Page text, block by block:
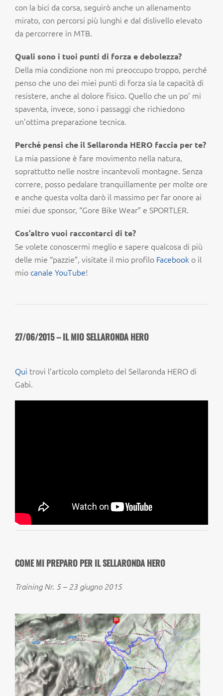
con la bici da corsa, seguirò anche un allenamento
mirato, con percorsi più lunghi e dal dislivello elevato
da percorrere in MTB.
Quali sono i tuoi punti di forza e debolezza?
Della mia condizione non mi preoccupo troppo, perché
penso che uno dei miei punti di forza sia la capacità di
resistere, anche al dolore fisico. Quello che un po’ mi
spaventa, invece, sono i passaggi che richiedono
un’ottima preparazione tecnica.
Perché pensi che il Sellaronda HERO faccia per te?
La mia passione è fare movimento nella natura,
soprattutto nelle nostre incantevoli montagne. Senza
correre, posso pedalare tranquillamente per molte ore
e anche questa volta darò il massimo per far onore ai
miei due sponsor, “Gore Bike Wear” e SPORTLER.
Cos’altro vuoi raccontarci di te?
Se volete conoscermi meglio e sapere qualcosa di più
delle mie “pazzie”, visitate il mio profilo Facebook o il
mio canale YouTube!
27/06/2015 – IL MIO SELLARONDA HERO
Qui trovi l’articolo completo del Sellaronda HERO di
Gabi.
COME MI PREPARO PER IL SELLARONDA HERO
Training Nr. 5 – 23 giugno 2015